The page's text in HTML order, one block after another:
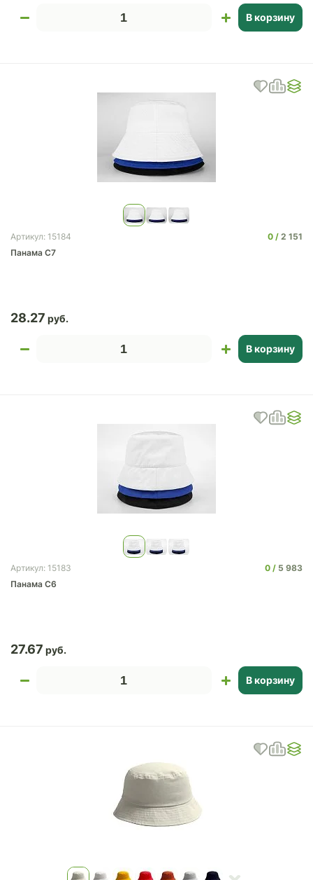
В корзину
Артикул: 15184 0
2 151
Панама C7
28.27
В корзину
Артикул: 15183 0
5 983
Панама C6
27.67
В корзину